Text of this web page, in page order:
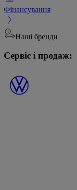
Фінансування
Наші бренди
Сервіс і продаж: